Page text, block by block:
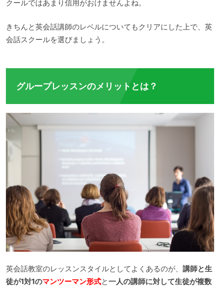
クールではあまり信用がおけませんよね。
きちんと英会話講師のレベルについてもクリアにした上で、英
会話スクールを選びましょう。
グループレッスンのメリットとは？
英会話教室のレッスンスタイルとしてよくあるのが、 講師と生
徒が1対1のマンツーマン形式と一人の講師に対して生徒が複数